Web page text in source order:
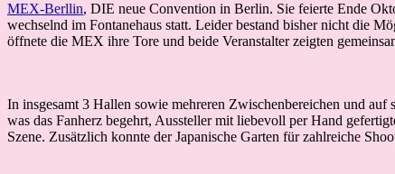
MEX-Berllin, DIE neue Convention in Berlin. Sie feierte Ende
wechselnd im Fontanehaus statt. Leider bestand bisher nicht die
öffnete die MEX ihre Tore und beide Veranstalter zeigten
In insgesamt 3 Hallen sowie mehreren Zwischenbereichen und
was das Fanherz begehrt, Aussteller mit liebevoll per Hand
Szene. Zusätzlich konnte der Japanische Garten für zahlreiche